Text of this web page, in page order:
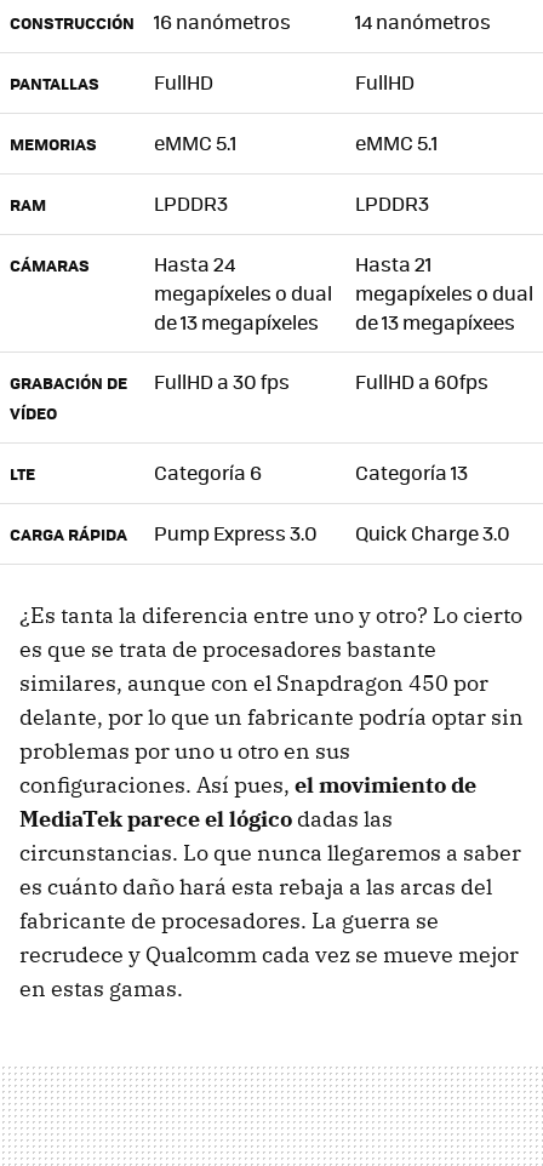
CONSTRUCCIÓN 16 nanómetros 14 nanómetros
PANTALLAS FullHD FullHD
MEMORIAS eMMC 5.1 eMMC 5.1
RAM LPDDR3 LPDDR3
CÁMARAS
Hasta 24
megapíxeles o dual
de 13 megapíxeles
Hasta 21
megapíxeles o dual
de 13 megapíxees
GRABACIÓN DE
VÍDEO
FullHD a 30 fps FullHD a 60fps
LTE Categoría 6 Categoría 13
CARGA RÁPIDA Pump Express 3.0 Quick Charge 3.0
¿Es tanta la diferencia entre uno y otro? Lo cierto
es que se trata de procesadores bastante
similares, aunque con el Snapdragon 450 por
delante, por lo que un fabricante podría optar sin
problemas por uno u otro en sus
configuraciones. Así pues, el movimiento de
MediaTek parece el lógico dadas las
circunstancias. Lo que nunca llegaremos a saber
es cuánto daño hará esta rebaja a las arcas del
fabricante de procesadores. La guerra se
recrudece y Qualcomm cada vez se mueve mejor
en estas gamas.